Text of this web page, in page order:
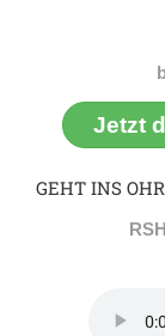
Jetzt
GEHT INS OHR